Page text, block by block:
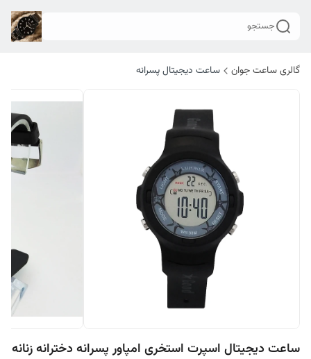
جستجو
گالری ساعت جوان ساعت دیجیتال پسرانه
ساعت دیجیتال اسپرت استخری امپاور پسرانه دخترانه زنانه